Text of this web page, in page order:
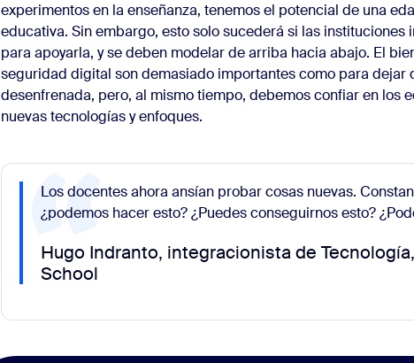
experimentos en la enseñanza, tenemos el potencial de una
educativa. Sin embargo, esto solo sucederá si las
para apoyarla, y se deben modelar de arriba hacia abajo. El
seguridad digital son demasiado importantes como para dejar
desenfrenada, pero, al mismo tiempo, debemos confiar en los
nuevas tecnologías y enfoques.
Los docentes ahora ansían probar cosas nuevas.
¿podemos hacer esto? ¿Puedes conseguirnos esto?
Hugo Indranto, integracionista de
School